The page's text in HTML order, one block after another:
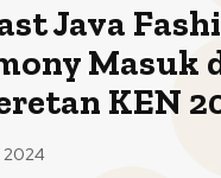
Java
Masuk
KEN
2024